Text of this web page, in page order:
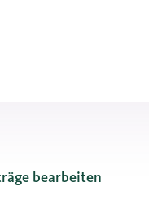
bearbeiten